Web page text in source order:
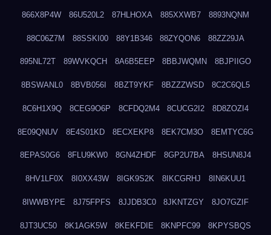
866X8P4W 86U520L2 87HLHOXA 885XXWB7 8893NQNM
88C06Z7M 88SSKI00 88Y1B346 88ZYQON6 88ZZ29JA
895NL72T 89WVKQCH 8A6B5EEP 8BBJWQMN 8BJPIIGO
8BSWANL0 8BVB056I 8BZT9YKF 8BZZZWSD 8C2C6QL5
8C6H1X9Q 8CEG9O6P 8CFDQ2M4 8CUCG2I2 8D8ZOZI4
8E09QNUV 8E4S01KD 8ECXEKP8 8EK7CM3O 8EMTYC6G
8EPAS0G6 8FLU9KW0 8GN4ZHDF 8GP2U7BA 8HSUN8J4
8HV1LF0X 8I0XX43W 8IGK9S2K 8IKCGRHJ 8IN6KUU1
8IWWBYPE 8J75FPFS 8JJDB3C0 8JKNTZGY 8JO7GZIF
8JT3UC50 8K1AGK5W 8KEKFDIE 8KNPFC99 8KPYSBQS